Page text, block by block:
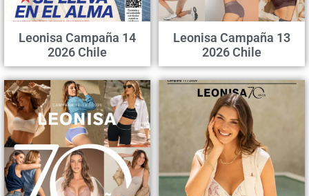
Leonisa Campaña 14
2026 Chile
Leonisa Campaña 13
2026 Chile